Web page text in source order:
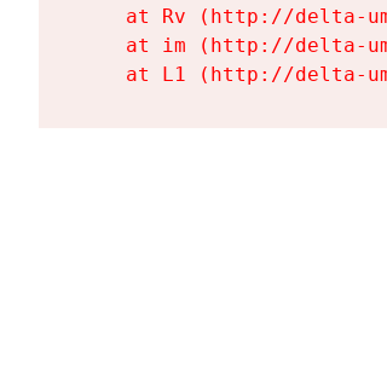
at Rv (http://delta-
at im (http://delta-
at L1 (http://delta-